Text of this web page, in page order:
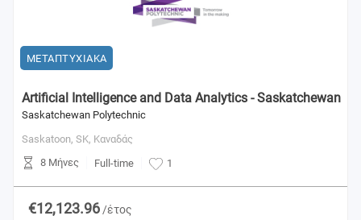
ΜΕΤΑΠΤΥΧΙΑΚΑ
Artificial Intelligence and Data Analytics - Saskatchewan
Saskatchewan Polytechnic
Saskatoon, SK, Καναδάς
8 Μήνες
Full-time 1
€12,123.96 /έτος